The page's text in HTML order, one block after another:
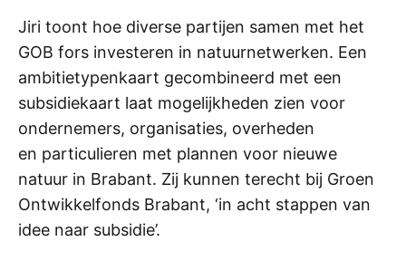
Jiri toont hoe diverse partijen samen met het
GOB fors investeren in natuurnetwerken. Een
ambitietypenkaart gecombineerd met een
subsidiekaart laat mogelijkheden zien voor
ondernemers, organisaties, overheden
en particulieren met plannen voor nieuwe
natuur in Brabant. Zij kunnen terecht bij Groen
Ontwikkelfonds Brabant, ‘in acht stappen van
idee naar subsidie’.